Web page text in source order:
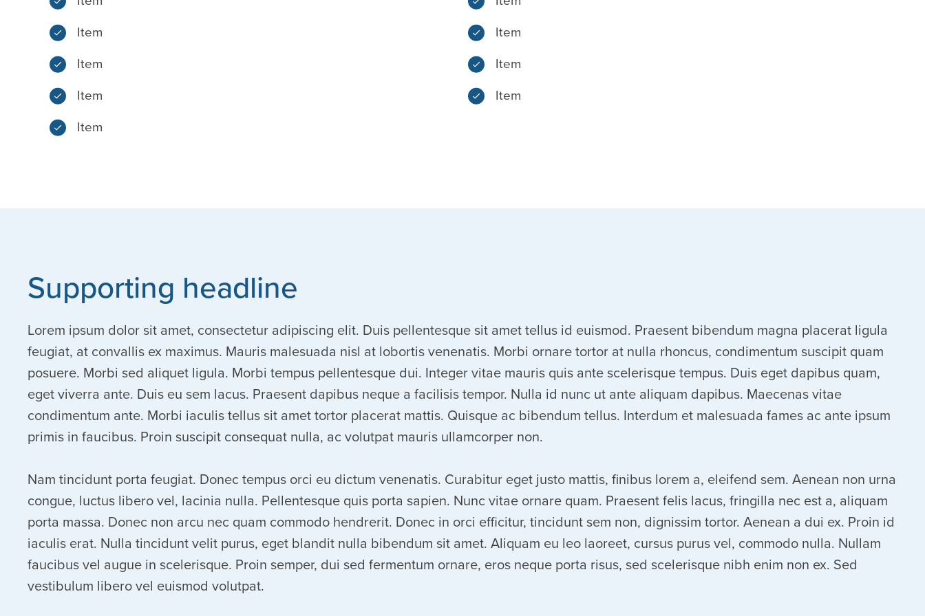
Item
Item
Item
Item
Item
Item
Item
Supporting headline
Lorem ipsum dolor sit amet, consectetur adipiscing elit. Duis pellentesque sit amet tellus id euismod. Praesent bibendum magna placerat ligula
feugiat, at convallis ex maximus. Mauris malesuada nisl at lobortis venenatis. Morbi ornare tortor at nulla rhoncus, condimentum suscipit quam
posuere. Morbi sed aliquet ligula. Morbi tempus pellentesque dui. Integer vitae mauris quis ante scelerisque tempus. Duis eget dapibus quam,
eget viverra ante. Duis eu sem lacus. Praesent dapibus neque a facilisis tempor. Nulla id nunc ut ante aliquam dapibus. Maecenas vitae
condimentum ante. Morbi iaculis tellus sit amet tortor placerat mattis. Quisque ac bibendum tellus. Interdum et malesuada fames ac ante ipsum
primis in faucibus. Proin suscipit consequat nulla, ac volutpat mauris ullamcorper non.
Nam tincidunt porta feugiat. Donec tempus orci eu dictum venenatis. Curabitur eget justo mattis, finibus lorem a, eleifend sem. Aenean non urna
congue, luctus libero vel, lacinia nulla. Pellentesque quis porta sapien. Nunc vitae ornare quam. Praesent felis lacus, fringilla nec est a, aliquam
porta massa. Donec non arcu nec quam commodo hendrerit. Donec in orci efficitur, tincidunt sem non, dignissim tortor. Aenean a dui ex. Proin id
iaculis erat. Nulla tincidunt velit purus, eget blandit nulla bibendum sit amet. Aliquam eu leo laoreet, cursus purus vel, commodo nulla. Nullam
faucibus vel augue in scelerisque. Proin semper, dui sed fermentum ornare, eros neque porta risus, sed scelerisque nibh enim non ex. Sed
vestibulum libero vel euismod volutpat.